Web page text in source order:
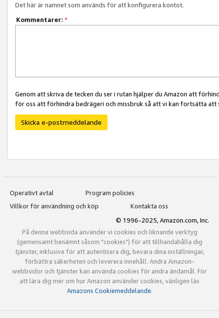
Det här är namnet som används för att konfigurera kontot.
Kommentarer: *
Genom att skriva de tecken du ser i rutan hjälper du Amazon att
för oss att förhindra bedrägeri och missbruk så att vi kan fortsätta
Skicka e-postmeddelande
Operativt avtal
Program policies
Villkor för användning och köp
Kontakta oss
© 1996-2025, Amazon.com, Inc.
På denna webbsida använder vi cookies och liknande verktyg
(gemensamt benämnt såsom "cookies") för att tillhandahålla dig
tjänster, inklusive för att autentisera dig, bevara dina inställningar,
förbättra säkerheten och leverera innehåll. Andra Amazon-
webbsidor och tjänster kan använda cookies för andra ändamål. För
att lära dig mer om hur Amazon använder cookies, vänligen läs
Amazons Cookiemeddelande.